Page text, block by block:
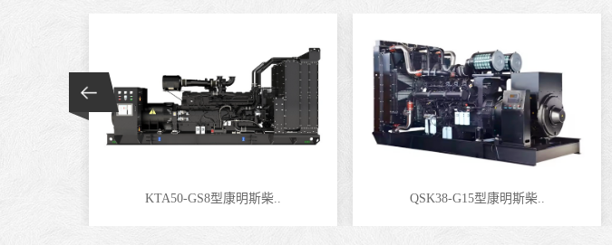
KTA50-GS8型康明斯柴.. QSK38-G15型康明斯柴..